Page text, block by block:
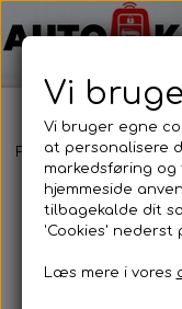
Forside Bilnøgler
Vi
Vi bruger egne
at personalisere
markedsføring
hjemmeside
tilbagekalde dit
'Cookies' nederst
Læs mere i vores